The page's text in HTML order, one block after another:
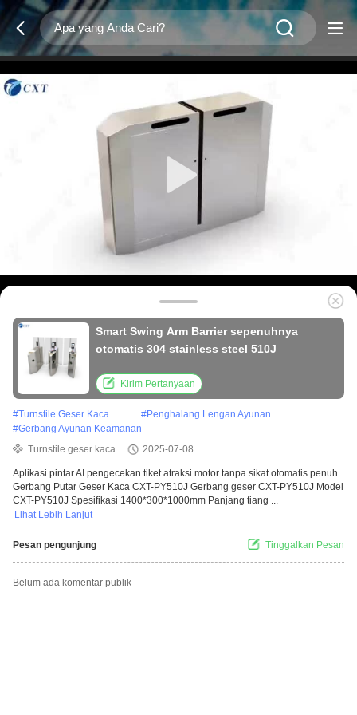
Smart Swing Arm Barrier sepenuhnya
otomatis 304 stainless steel 510J
Kirim Pertanyaan
#Turnstile Geser Kaca #Penghalang Lengan Ayunan
#Gerbang Ayunan Keamanan
Turnstile geser kaca
2025-07-08
Aplikasi pintar AI pengecekan tiket atraksi motor tanpa sikat otomatis penuh
Gerbang Putar Geser Kaca CXT-PY510J Gerbang geser CXT-PY510J Model
CXT-PY510J Spesifikasi 1400*300*1000mm Panjang tiang ...
Lihat Lebih Lanjut
Pesan pengunjung Tinggalkan Pesan
Belum ada komentar publik